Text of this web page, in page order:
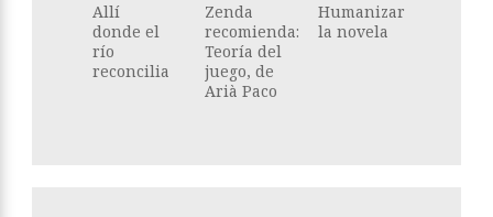
Allí
donde el
río
reconcilia
Zenda
recomienda:
Teoría del
juego, de
Arià Paco
Humanizar
la novela